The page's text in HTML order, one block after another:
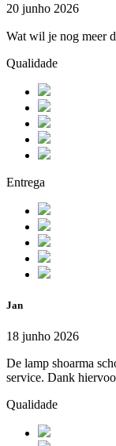
20 junho 2026
Wat wil je nog meer
Qualidade
Entrega
Jan
18 junho 2026
De lamp shoarma
service. Dank
Qualidade